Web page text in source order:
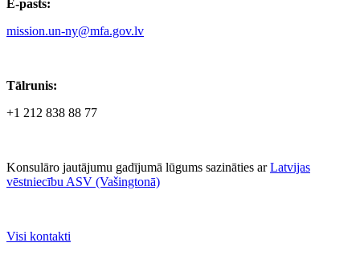
E-pasts:
mission.un-ny@mfa.gov.lv
Tālrunis:
+1 212 838 88 77
Konsulāro jautājumu gadījumā lūgums sazināties arLatvijas
vēstniecību ASV (Vašingtonā)
Visi kontakti